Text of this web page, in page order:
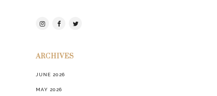
ARCHIVES
JUNE 2026
MAY 2026